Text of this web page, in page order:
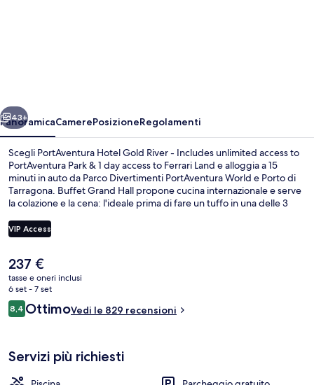
Includes
unlimited
access
to
PortAventura
Park
&
day
access
to
Land
Avanti
43+
PanoramicaCamerePosizioneRegolamenti
Scegli PortAventura Hotel Gold River - Includes unlimited access to
PortAventura Park & 1 day access to Ferrari Land e alloggia a 15
minuti in auto da Parco Divertimenti PortAventura World e Porto di
Tarragona. Buffet Grand Hall propone cucina internazionale e serve
la colazione e la cena: l'ideale prima di fare un tuffo in una delle 3
un parco acquatico, un bar/lounge e una navetta per il parco a
tema. Altri viaggiatori apprezzano il personale gentile della struttura.
VIP Access
Il
prezzo
attuale
è
237 €
237 €
tasse e oneri inclusi
6 set - 7 set
Recensioni
8,48,4 su 10
OttimoVedi le 829 recensioni
Servizi più richiesti